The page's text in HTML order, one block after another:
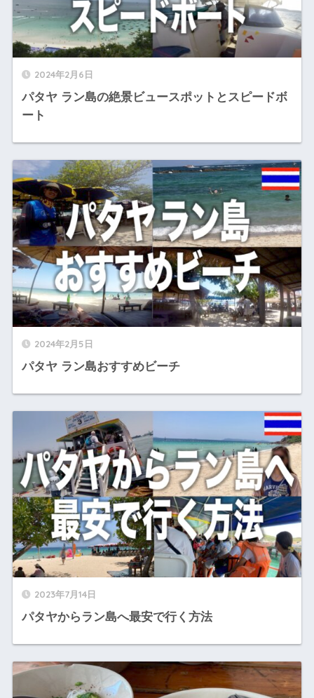
2024年2月6日
パタヤ ラン島の絶景ビュースポットとスピードボ
ート
2024年2月5日
パタヤ ラン島おすすめビーチ
2023年7月14日
パタヤからラン島へ最安で行く方法